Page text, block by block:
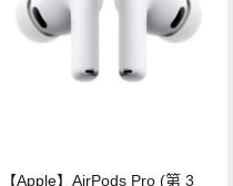
【Apple】AirPods Pro (第 3